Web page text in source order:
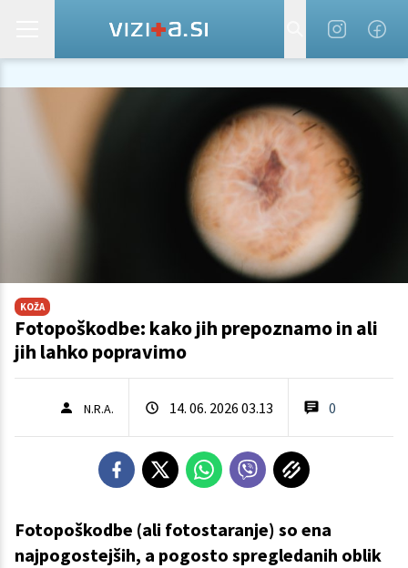
KOŽA
Fotopoškodbe: kako jih prepoznamo in ali
jih lahko popravimo
N.R.A. 14. 06. 2026 03.13 0
Fotopoškodbe (ali fotostaranje) so ena
najpogostejših, a pogosto spregledanih oblik